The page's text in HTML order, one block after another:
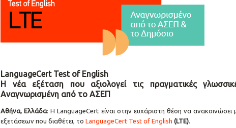
LanguageCert Test of English
Η νέα εξέταση που αξιολογεί τις πραγματικές
Αναγνωρισμένη από το ΑΣΕΠ
Αθήνα, Ελλάδα: Η LanguageCert είναι στην ευχάριστη θέση να
εξετάσεων που διαθέτει, το LanguageCert Test of English (LTE).